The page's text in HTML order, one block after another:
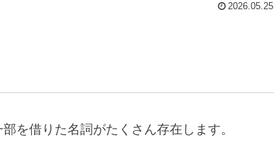
2026.05.25
を借りた名詞がたくさん存在します。